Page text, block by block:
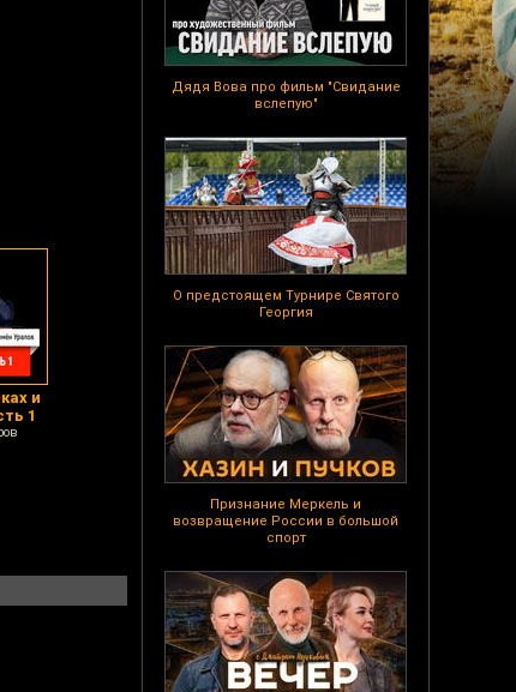
Дядя Вова про фильм "Свидание
вслепую"
О предстоящем Турнире Святого
Георгия
Признание Меркель и
возвращение России в большой
спорт
и
1